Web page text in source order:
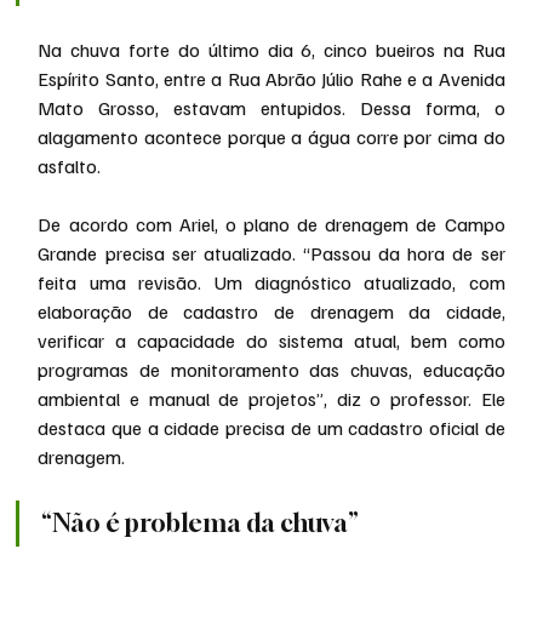
Na chuva forte do último dia 6, cinco bueiros na Rua
Espírito Santo, entre a Rua Abrão Júlio Rahe e a Avenida
Mato Grosso, estavam entupidos. Dessa forma, o
alagamento acontece porque a água corre por cima do
asfalto.
De acordo com Ariel, o plano de drenagem de Campo
Grande precisa ser atualizado. “Passou da hora de ser
feita uma revisão. Um diagnóstico atualizado, com
elaboração de cadastro de drenagem da cidade,
verificar a capacidade do sistema atual, bem como
programas de monitoramento das chuvas, educação
ambiental e manual de projetos”, diz o professor. Ele
destaca que a cidade precisa de um cadastro oficial de
drenagem.
“Não é problema da chuva”